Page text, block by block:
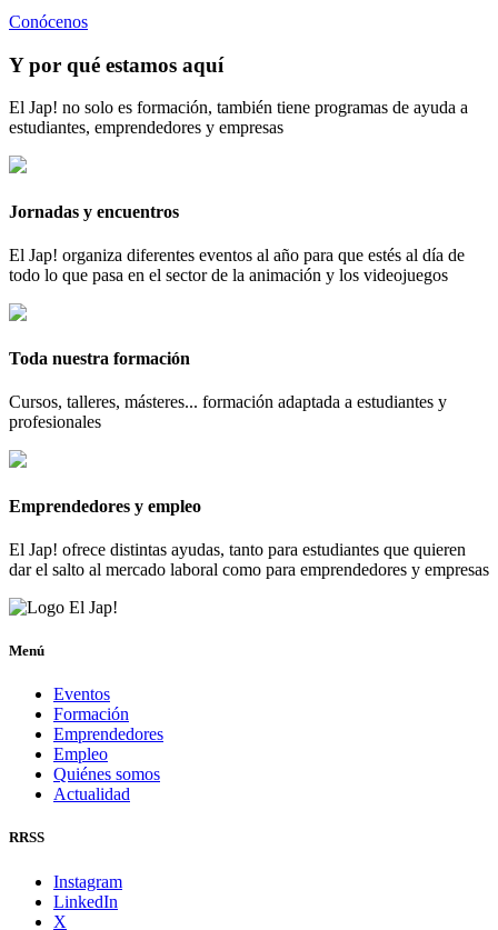
Conócenos
Y por qué estamos aquí
El Jap! no solo es formación, también tiene programas de ayuda a
estudiantes, emprendedores y empresas
Jornadas y encuentros
El Jap! organiza diferentes eventos al año para que estés al día de
todo lo que pasa en el sector de la animación y los videojuegos
Toda nuestra formación
Cursos, talleres, másteres... formación adaptada a estudiantes y
profesionales
Emprendedores y empleo
El Jap! ofrece distintas ayudas, tanto para estudiantes que quieren
dar el salto al mercado laboral como para emprendedores y empresas
Menú
Eventos
Formación
Emprendedores
Empleo
Quiénes somos
Actualidad
RRSS
Instagram
LinkedIn
X